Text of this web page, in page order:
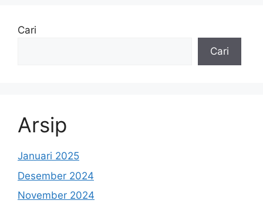
Cari
Cari
Arsip
Januari 2025
Desember 2024
November 2024